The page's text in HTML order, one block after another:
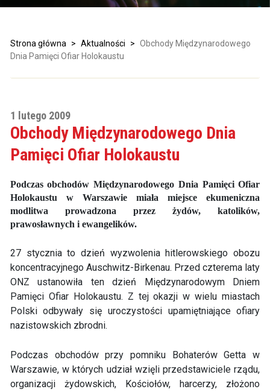
Strona główna > Aktualności > Obchody Międzynarodowego
Dnia Pamięci Ofiar Holokaustu
1 lutego 2009
Obchody Międzynarodowego Dnia
Pamięci Ofiar Holokaustu
Podczas obchodów Międzynarodowego Dnia Pamięci Ofiar
Holokaustu w Warszawie miała miejsce ekumeniczna
modlitwa prowadzona przez żydów, katolików,
prawosławnych i ewangelików.
27 stycznia to dzień wyzwolenia hitlerowskiego obozu
koncentracyjnego Auschwitz-Birkenau. Przed czterema laty
ONZ ustanowiła ten dzień Międzynarodowym Dniem
Pamięci Ofiar Holokaustu. Z tej okazji w wielu miastach
Polski odbywały się uroczystości upamiętniające ofiary
nazistowskich zbrodni.
Podczas obchodów przy pomniku Bohaterów Getta w
Warszawie, w których udział wzięli przedstawiciele rządu,
organizacji żydowskich, Kościołów, harcerzy, złożono